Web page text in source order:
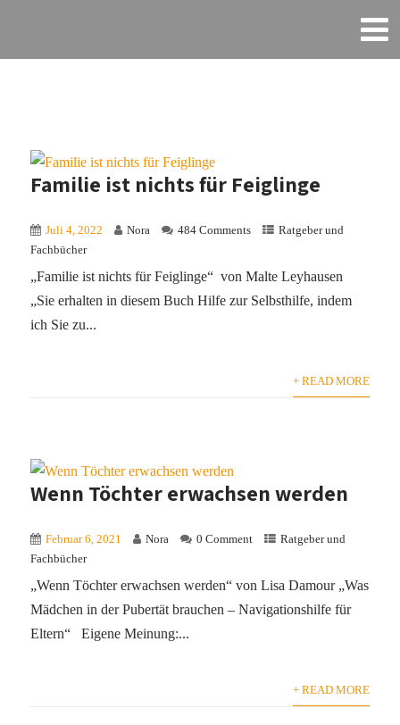
Familie ist nichts für Feiglinge
Juli 4, 2022 Nora 484 Comments
Ratgeber und
Fachbücher
„Familie ist nichts für Feiglinge“ von Malte Leyhausen
„Sie erhalten in diesem Buch Hilfe zur Selbsthilfe, indem
ich Sie zu...
+ READ MORE
Wenn Töchter erwachsen werden
Februar 6, 2021 Nora 0 Comment
Ratgeber und
Fachbücher
„Wenn Töchter erwachsen werden“ von Lisa Damour „Was
Mädchen in der Pubertät brauchen – Navigationshilfe für
Eltern“ Eigene Meinung:...
+ READ MORE